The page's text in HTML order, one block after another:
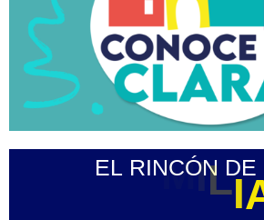
EL RINCÓN DE
LI